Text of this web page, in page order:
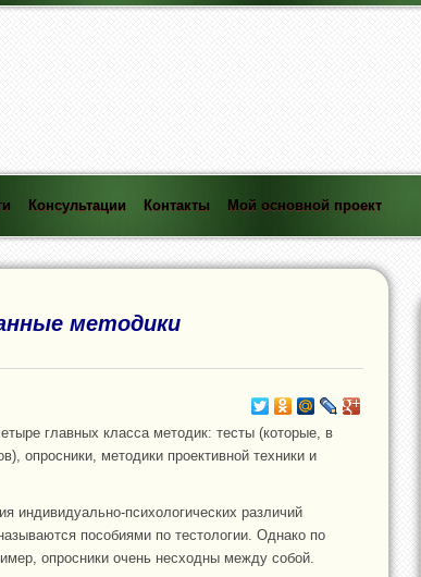
Консультации Контакты Мой основной проект
методики
главных класса методик: тесты (которые, в
опросники, методики проективной техники и
индивидуально-психологических различий
пособиями по тестологии. Однако по
опросники очень несходны между собой.